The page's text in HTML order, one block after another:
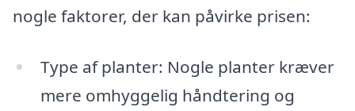
nogle faktorer, der kan påvirke prisen:
Type af planter: Nogle planter kræver
mere omhyggelig håndtering og